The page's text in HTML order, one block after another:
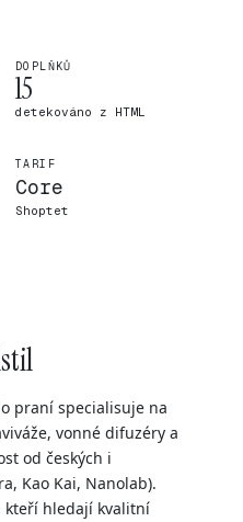
DOPLŇKŮ
15
detekováno z HTML
TARIF
Core
Shoptet
praní specialisuje na
vonné difuzéry a
od českých i
Kao Kai, Nanolab).
kteří hledají kvalitní